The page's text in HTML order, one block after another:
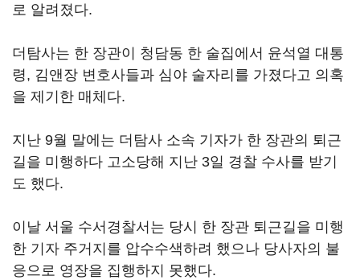
로 알려졌다.
더탐사는 한 장관이 청담동 한 술집에서 윤석열 대통
령, 김앤장 변호사들과 심야 술자리를 가졌다고 의혹
을 제기한 매체다.
지난 9월 말에는 더탐사 소속 기자가 한 장관의 퇴근
길을 미행하다 고소당해 지난 3일 경찰 수사를 받기
도 했다.
이날 서울 수서경찰서는 당시 한 장관 퇴근길을 미행
한 기자 주거지를 압수수색하려 했으나 당사자의 불
응으로 영장을 집행하지 못했다.